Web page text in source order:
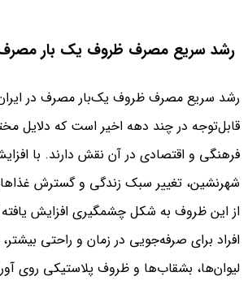
رشد سریع مصرف ظروف یک‌ بار مصرف
رشد سریع مصرف ظروف یک‌بار مصرف در
قابل‌توجه در چند دهه اخیر است که دلایل
فرهنگی و اقتصادی در آن نقش دارند. با
شهرنشین، تغییر سبک زندگی و گسترش
از این ظروف به شکل چشمگیری افزایش
افراد برای صرفه‌جویی در زمان و راحتی بیشتر،
لیوان‌ها، بشقاب‌ها و ظروف پلاستیکی روی